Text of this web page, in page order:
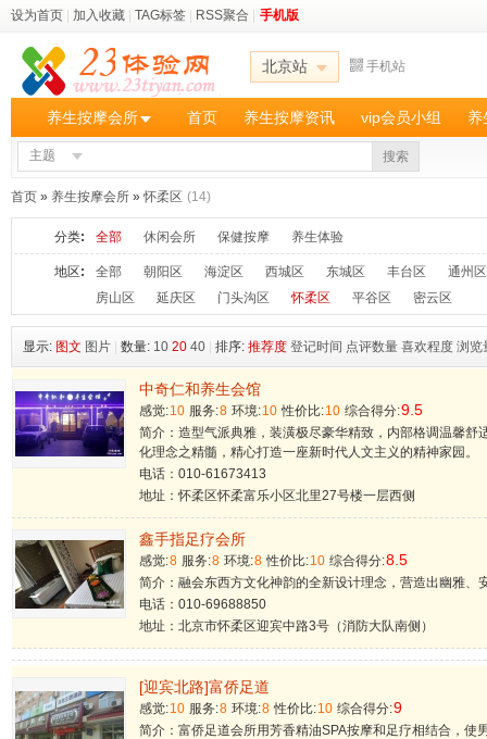
设为首页 加入收藏 TAG标签 RSS聚合 手机版
北京站 手机站
养生按摩会所 首页 养生按摩资讯 vip会员小组 养
主题 搜索
首页 » 养生按摩会所 »怀柔区 (14)
分类: 全部 休闲会所 保健按摩 养生体验
地区: 全部 朝阳区 海淀区 西城区 东城区 丰台区
通州区
房山区
延庆区 门头沟区 怀柔区 平谷区 密云区
显示: 图文 图片 数量: 10 20 40 排序: 推荐度 登记时间 点评数量 喜欢程度 浏览
中奇仁和养生会馆
感觉:10 服务:8 环境:10 性价比:10 综合得分:9.5
简介：造型气派典雅，装潢极尽豪华精致，内部格调温馨舒
化理念之精髓，精心打造一座新时代人文主义的精神家园。
电话：010-61673413
地址：怀柔区怀柔富乐小区北里27号楼一层西侧
鑫手指足疗会所
感觉:8 服务:8 环境:8 性价比:10 综合得分:8.5
简介：融会东西方文化神韵的全新设计理念，营造出幽雅、
电话：010-69688850
地址：北京市怀柔区迎宾中路3号（消防大队南侧）
[迎宾北路]富侨足道
感觉:10 服务:8 环境:8 性价比:10 综合得分:9
简介：富侨足道会所用芳香精油SPA按摩和足疗相结合，使